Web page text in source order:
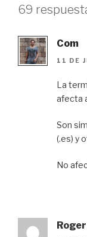
69
Com
11 DE
La
afecta
Son
(.es) y
No